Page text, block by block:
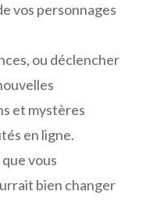
vos personnages
ou déclencher
et mystères
en ligne.
vous
bien changer